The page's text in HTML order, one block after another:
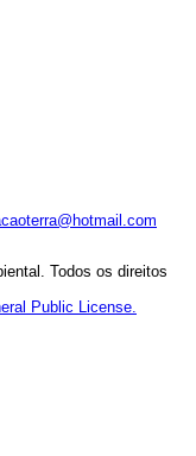
Todos os direitos
Public License.